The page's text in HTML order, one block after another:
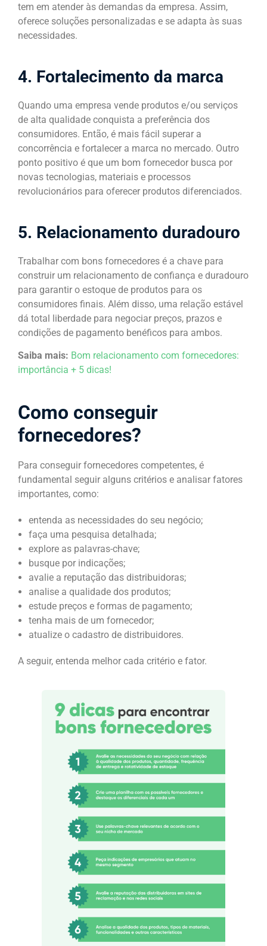
tem em atender às demandas da empresa. Assim,
oferece soluções personalizadas e se adapta às suas
necessidades.
4. Fortalecimento da marca
Quando uma empresa vende produtos e/ou serviços
de alta qualidade conquista a preferência dos
consumidores. Então, é mais fácil superar a
concorrência e fortalecer a marca no mercado. Outro
ponto positivo é que um bom fornecedor busca por
novas tecnologias, materiais e processos
revolucionários para oferecer produtos diferenciados.
5. Relacionamento duradouro
Trabalhar com bons fornecedores é a chave para
construir um relacionamento de confiança e duradouro
para garantir o estoque de produtos para os
consumidores finais. Além disso, uma relação estável
dá total liberdade para negociar preços, prazos e
condições de pagamento benéficos para ambos.
Saiba mais: Bom relacionamento com fornecedores:
importância + 5 dicas!
Como conseguir
fornecedores?
Para conseguir fornecedores competentes, é
fundamental seguir alguns critérios e analisar fatores
importantes, como:
entenda as necessidades do seu negócio;
faça uma pesquisa detalhada;
explore as palavras-chave;
busque por indicações;
avalie a reputação das distribuidoras;
analise a qualidade dos produtos;
estude preços e formas de pagamento;
tenha mais de um fornecedor;
atualize o cadastro de distribuidores.
A seguir, entenda melhor cada critério e fator.